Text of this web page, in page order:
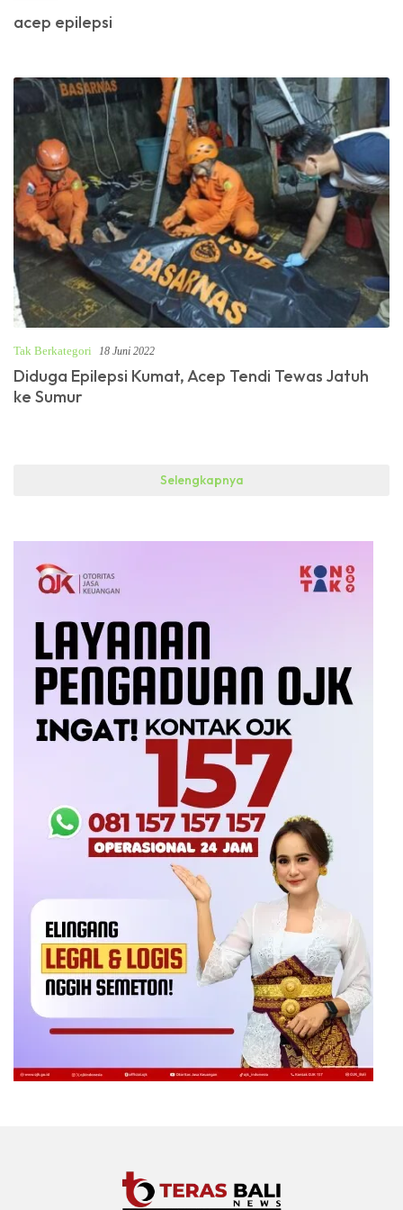
acep epilepsi
Tak Berkategori 18 Juni 2022
Diduga Epilepsi Kumat, Acep Tendi Tewas Jatuh
ke Sumur
Selengkapnya